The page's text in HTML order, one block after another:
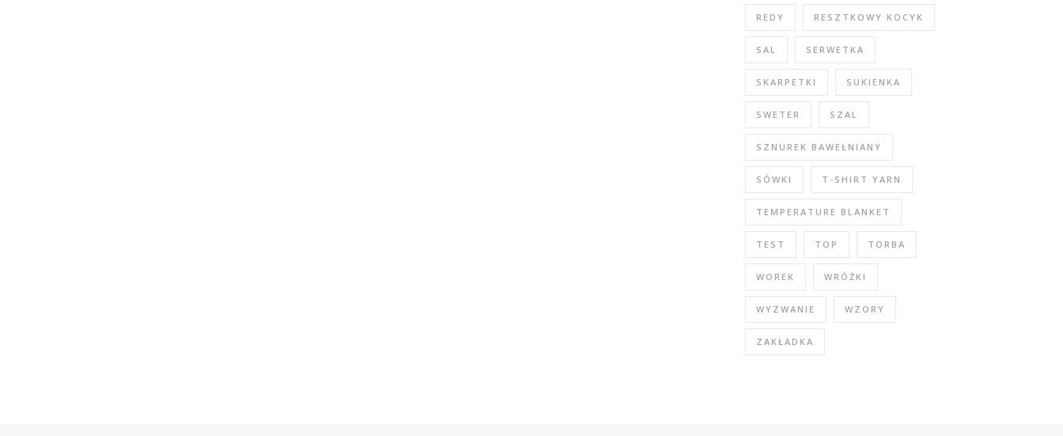
REDY RESZTKOWY KOCYK
SAL SERWETKA
SKARPETKI SUKIENKA
SWETER SZAL
SZNUREK BAWEŁNIANY
SÓWKI T-SHIRT YARN
TEMPERATURE BLANKET
TEST TOP TORBA
WOREK WRÓŻKI
WYZWANIE WZORY
ZAKŁADKA